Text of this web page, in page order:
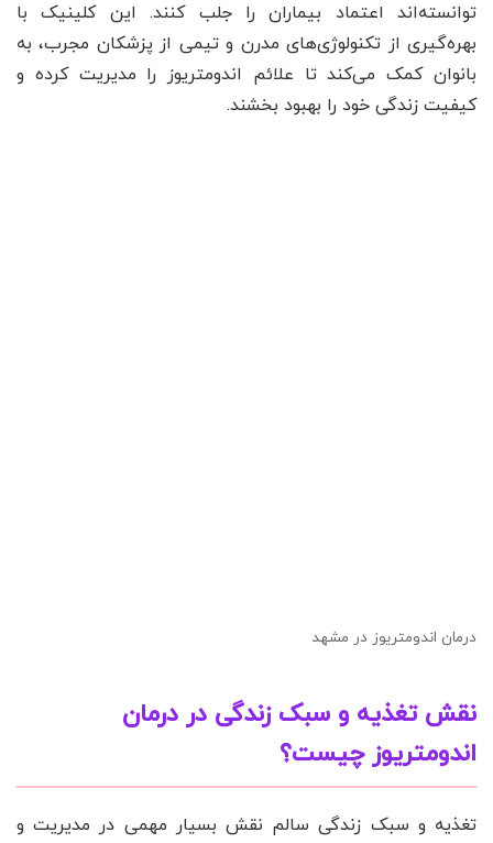
توانسته‌اند اعتماد بیماران را جلب کنند. این کلینیک با
بهره‌گیری از تکنولوژی‌های مدرن و تیمی از پزشکان مجرب، به
بانوان کمک می‌کند تا علائم اندومتریوز را مدیریت کرده و
کیفیت زندگی خود را بهبود بخشند.
درمان اندومتریوز در مشهد
نقش تغذیه و سبک زندگی در درمان
اندومتریوز چیست؟
تغذیه و سبک زندگی سالم نقش بسیار مهمی در مدیریت و